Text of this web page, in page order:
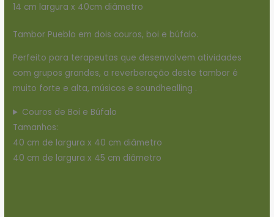
14 cm largura x 40cm diâmetro
Tambor Pueblo em dois couros, boi e búfalo.
Perfeito para terapeutas que desenvolvem atividades
com grupos grandes, a reverberação deste tambor é
muito forte e alta, músicos e soundhealling .
Couros de Boi e Búfalo
Tamanhos:
40 cm de largura x 40 cm diâmetro
40 cm de largura x 45 cm diâmetro